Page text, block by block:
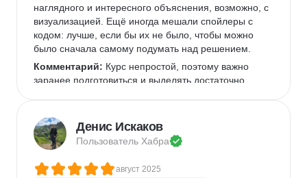
наглядного и интересного объяснения, возможно, с
визуализацией. Ещё иногда мешали спойлеры с
кодом: лучше, если бы их не было, чтобы можно
было сначала самому подумать над решением.
Комментарий: Курс непростой, поэтому важно
заранее подготовиться и выделять достаточно
быстро отстать, но если вкладываться, то результат
того стоит!
Денис Искаков
Пользователь Хабра
август 2025